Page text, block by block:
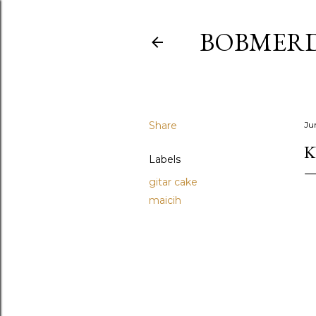
Share
Labels
gitar cake
maicih